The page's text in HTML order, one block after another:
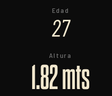
Edad
27
Altura
1.82 mts